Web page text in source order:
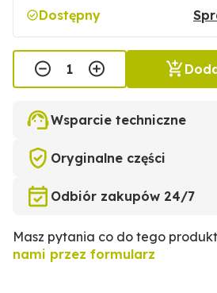
Dostępny
Wsparcie techniczne
Oryginalne części
Odbiór zakupów 24/7
Masz pytania co do tego
nami przez formularz